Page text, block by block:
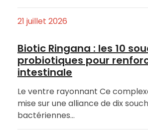
21 juillet 2026
Biotic Ringana : les 10
probiotiques pour
intestinale
Le ventre rayonnant Ce
mise sur une alliance de dix
bactériennes…